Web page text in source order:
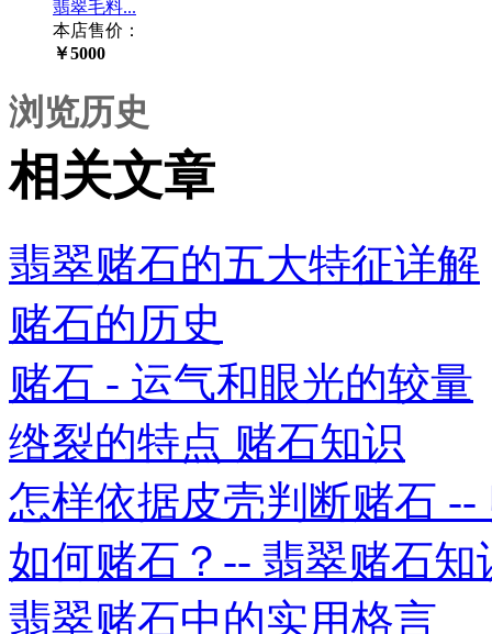
翡翠毛料...
本店售价：
￥5000
浏览历史
相关文章
翡翠赌石的五大特征详解
赌石的历史
赌石 - 运气和眼光的较量
绺裂的特点 赌石知识
怎样依据皮壳判断赌石 --
如何赌石？-- 翡翠赌石知
翡翠赌石中的实用格言